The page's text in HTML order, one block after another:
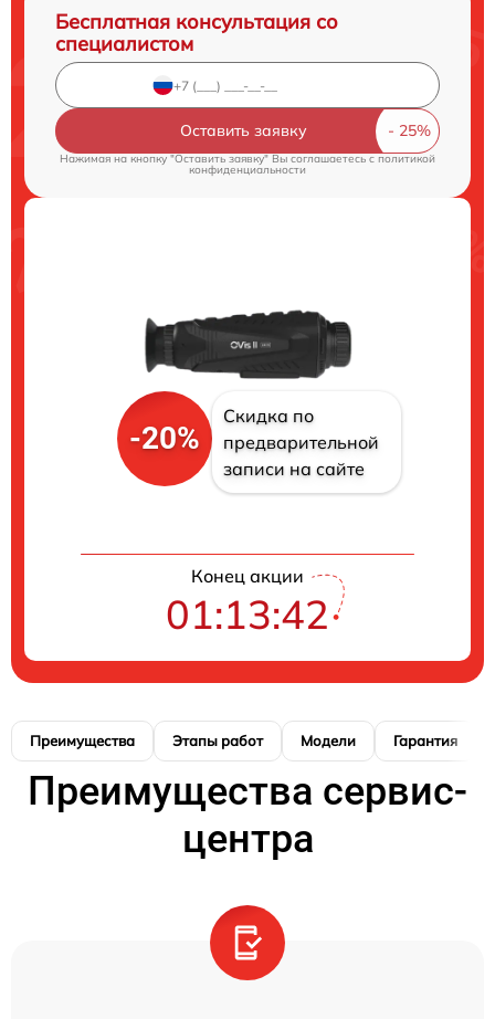
Бесплатная консультация со
специалистом
Оставить заявку
Нажимая на кнопку "Оставить заявку" Вы соглашаетесь c политикой
конфиденциальности
-20%
Скидка по
предварительной
записи на сайте
Конец акции
01:13:41
Преимущества Этапы работ Модели Гарантия
Преимущества сервис-
центра